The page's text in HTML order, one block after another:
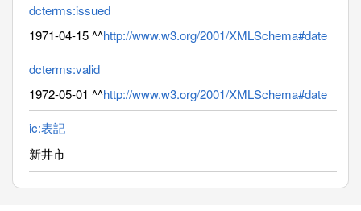
dcterms:issued
1971-04-15 ^^http://www.w3.org/2001/XMLSchema#date
dcterms:valid
1972-05-01 ^^http://www.w3.org/2001/XMLSchema#date
ic:表記
新井市